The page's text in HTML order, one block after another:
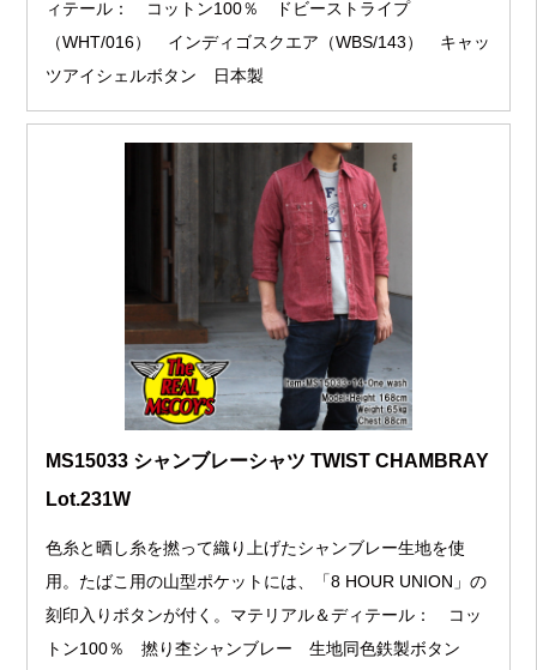
ィテール： コットン100％ ドビーストライプ
（WHT/016） インディゴスクエア（WBS/143） キャッ
ツアイシェルボタン 日本製
MS15033 シャンブレーシャツ TWIST CHAMBRAY
Lot.231W
色糸と晒し糸を撚って織り上げたシャンブレー生地を使
用。たばこ用の山型ポケットには、「8 HOUR UNION」の
刻印入りボタンが付く。マテリアル＆ディテール： コッ
トン100％ 撚り杢シャンブレー 生地同色鉄製ボタン